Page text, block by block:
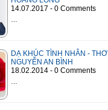
14.07.2017 - 0 Comments
DẠ KHÚC TÌNH NHÂN - THƠ
NGUYỄN AN BÌNH
18.02.2014 - 0 Comments